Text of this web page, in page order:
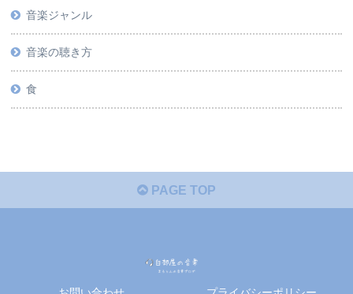
音楽ジャンル
音楽の聴き方
食
PAGE TOP